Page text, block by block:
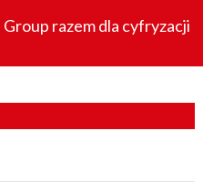
Group razem dla cyfryzacji